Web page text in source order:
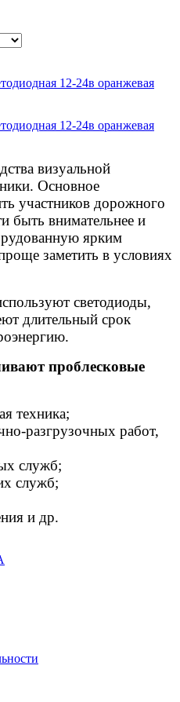
12-24в оранжевая
12-24в оранжевая
визуальной
Основное
участников дорожного
быть внимательнее и
ярким
заметить в условиях
светодиоды,
длительный срок
проблесковые
техника;
разгрузочных работ,
служб;
служб;
и др.